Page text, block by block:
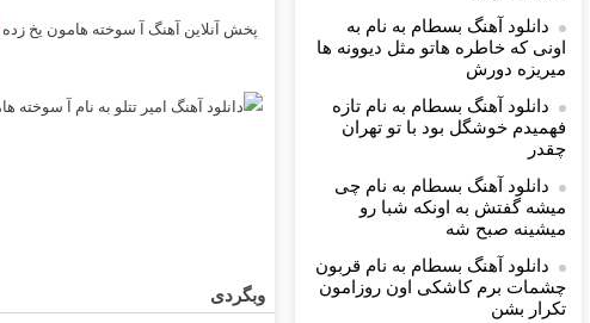
پخش آنلاین آهنگ آ سوخته هامون یخ زده
وبگردی
دانلود آهنگ بسطام به نام به
اونی که خاطره هاتو مثل دیوونه ها
میریزه دورش
دانلود آهنگ بسطام به نام تازه
فهمیدم خوشگل بود با تو تهران
چقدر
دانلود آهنگ بسطام به نام چی
میشه گفتش به اونکه شبا رو
میشینه صبح شه
دانلود آهنگ بسطام به نام قربون
چشمات برم کاشکی اون روزامون
تکرار بشن